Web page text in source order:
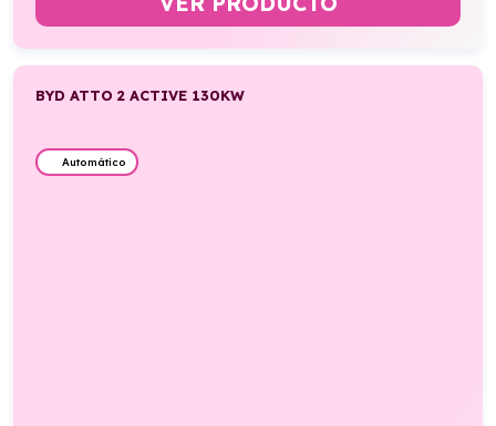
BYD ATTO 2 ACTIVE 130KW
Automático